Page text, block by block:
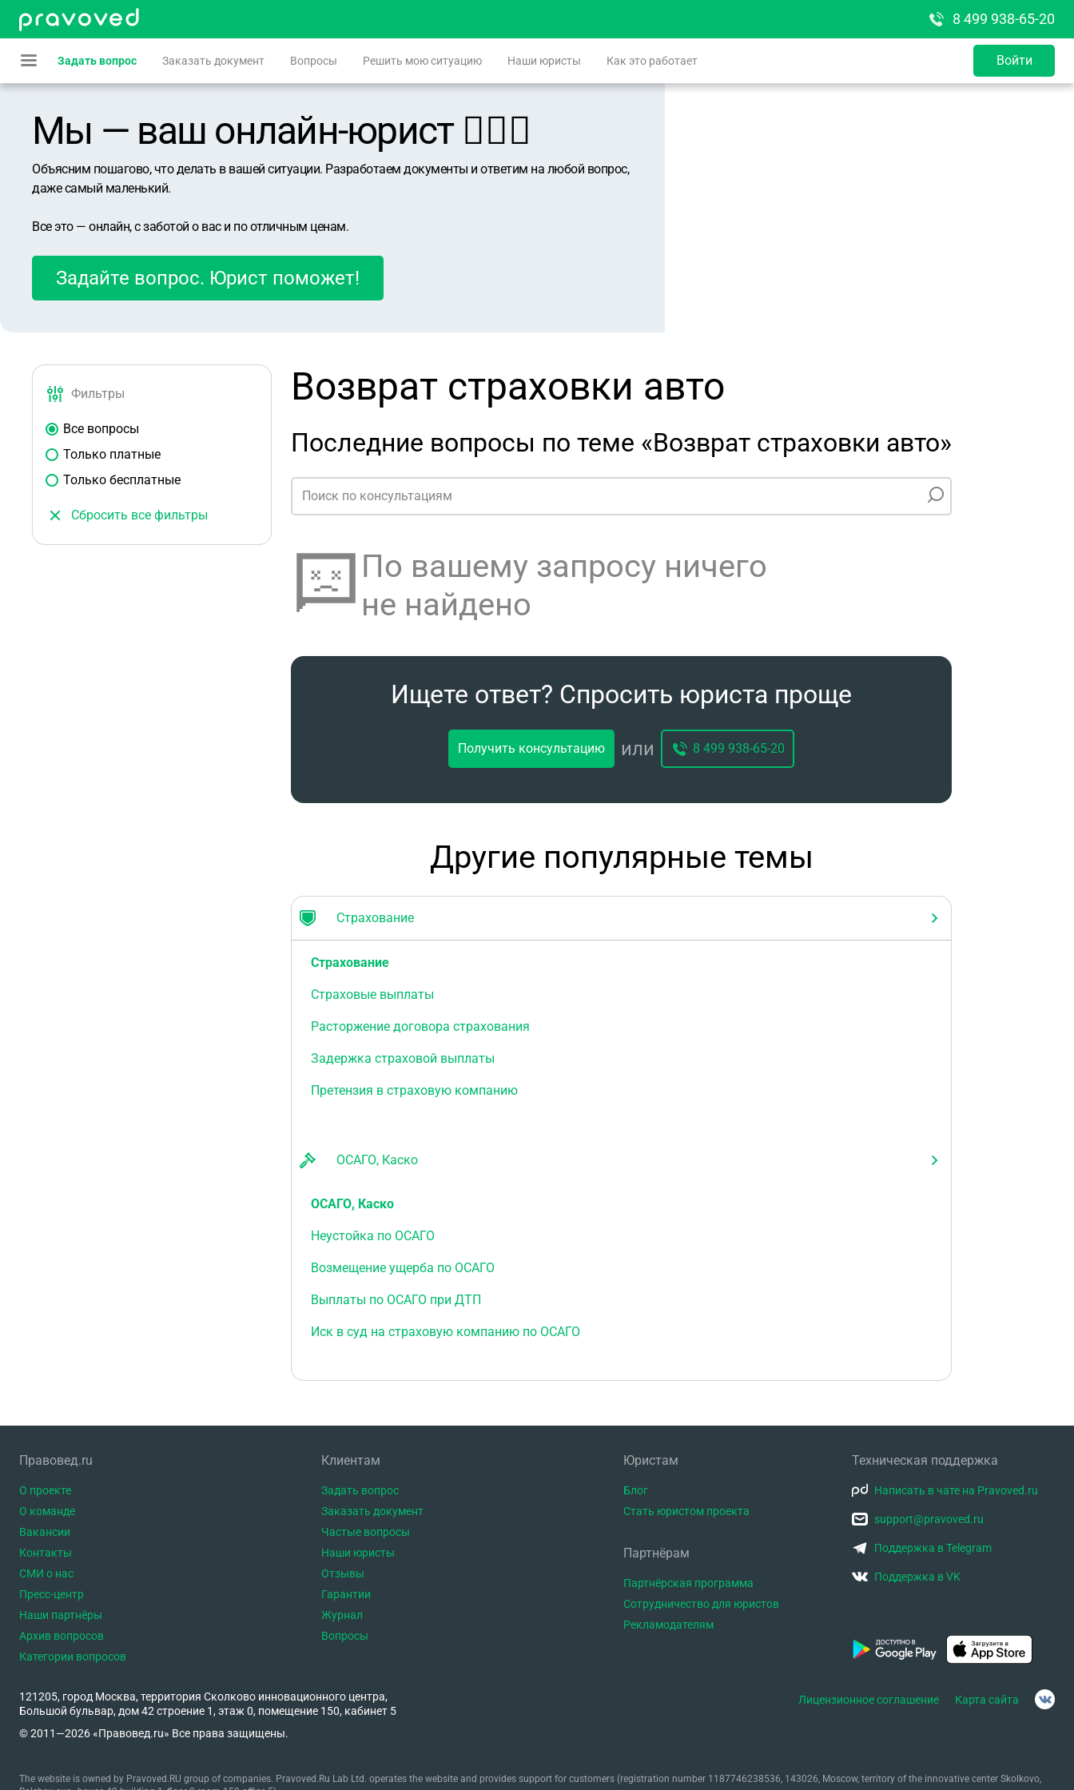
8 499 938-65-20
Задать вопрос Заказать документ Вопросы Решить мою ситуацию Наши юристы Как это работает Войти
Мы — ваш онлайн-юрист 👨🏻‍⚖️
Объясним пошагово, что делать в вашей ситуации. Разработаем документы и ответим на любой вопрос,
даже самый маленький.
Все это — онлайн, с заботой о вас и по отличным ценам.
Задайте вопрос. Юрист поможет!
Фильтры
Все вопросы
Только платные
Только бесплатные
Сбросить все фильтры
Возврат страховки авто
Последние вопросы по теме «Возврат страховки авто»
По вашему запросу ничего
не найдено
Ищете ответ? Спросить юриста проще
Получить консультацию или 8 499 938-65-20
Другие популярные темы
Страхование
Страхование
Страховые выплаты
Расторжение договора страхования
Задержка страховой выплаты
Претензия в страховую компанию
ОСАГО, Каско
ОСАГО, Каско
Неустойка по ОСАГО
Возмещение ущерба по ОСАГО
Выплаты по ОСАГО при ДТП
Иск в суд на страховую компанию по ОСАГО
Правовед.ru
О проекте
О команде
Вакансии
Контакты
СМИ о нас
Пресс-центр
Наши партнёры
Архив вопросов
Категории вопросов
Клиентам
Задать вопрос
Заказать документ
Частые вопросы
Наши юристы
Отзывы
Гарантии
Журнал
Вопросы
Юристам
Блог
Стать юристом проекта
Партнёрам
Партнёрская программа
Сотрудничество для юристов
Рекламодателям
Техническая поддержка
Написать в чате на Pravoved.ru
support@pravoved.ru
Поддержка в Telegram
Поддержка в VK
121205, город Москва, территория Сколково инновационного центра,
Большой бульвар, дом 42 строение 1, этаж 0, помещение 150, кабинет 5
© 2011—2026 «Правовед.ru» Все права защищены.
Лицензионное соглашение Карта сайта
The website is owned by Pravoved.RU group of companies. Pravoved.Ru Lab Ltd. operates the website and provides support for customers (registration number 1187746238536, 143026, Moscow, territory of the innovative center Skolkovo,